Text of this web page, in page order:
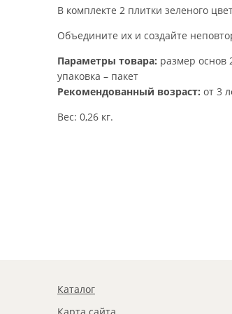
В комплекте 2 плитки зеленого
Объедините их и создайте
Параметры товара: размер основ
упаковка – пакет
Рекомендованный возраст: от 3
Вес: 0,26 кг.
Каталог